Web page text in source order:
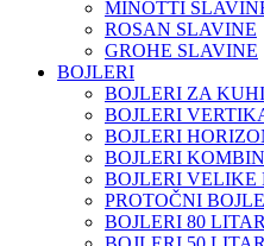
MINOTTI
ROSAN SLAVINE
GROHE SLAVINE
BOJLERI
BOJLERI ZA
BOJLERI
BOJLERI
BOJLERI
BOJLERI VELIKE
PROTOČNI
BOJLERI 80